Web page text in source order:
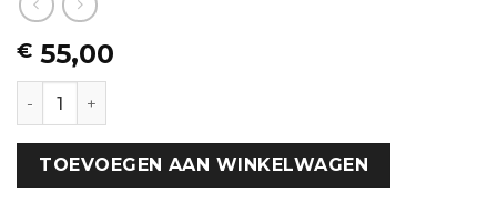
€ 55,00
Deurslot-set zwart hoeveelheid
TOEVOEGEN AAN WINKELWAGEN